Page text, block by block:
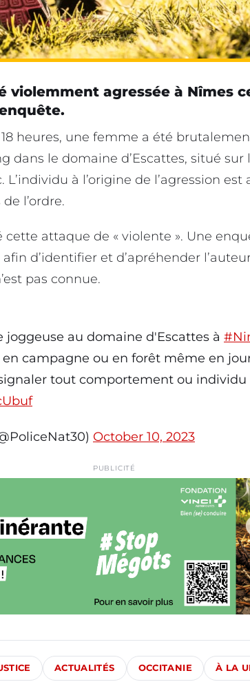
violemment agressée à Nîmes
heures, une femme a été
dans le domaine d’Escattes, situé sur
L’individu à l’origine de l’agression
l’ordre.
attaque de « violente ». Une
d’identifier et d’apréhender
pas connue.
joggeuse au domaine d'Escattes à
campagne ou en forêt même en
tout comportement ou individu
October 10, 2023
PUBLICITÉ
ACTUALITÉS OCCITANIE À LA